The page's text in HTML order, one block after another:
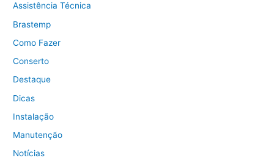
Assistência Técnica
Brastemp
Como Fazer
Conserto
Destaque
Dicas
Instalação
Manutenção
Notícias